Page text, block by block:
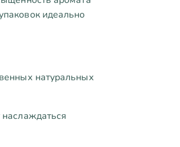
идеально
натуральных